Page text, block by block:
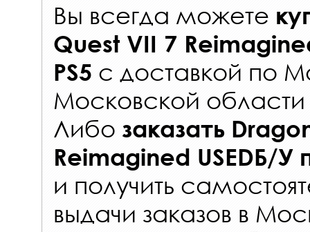
Вы всегда можете
Quest VII 7
PS5 с доставкой по
Московской
Либо заказать
Reimagined USEDБ/У
и получить
выдачи заказов в